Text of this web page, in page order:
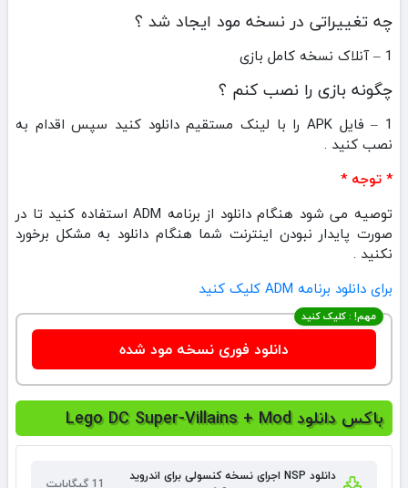
چه تغییراتی در نسخه مود ایجاد شد ؟
1 – آنلاک نسخه کامل بازی
چگونه بازی را نصب کنم ؟
1 – فایل APK را با لینک مستقیم دانلود کنید سپس اقدام به
نصب کنید .
* توجه *
توصیه می شود هنگام دانلود از برنامه ADM استفاده کنید تا در
صورت پایدار نبودن اینترنت شما هنگام دانلود به مشکل برخورد
نکنید .
برای دانلود برنامه ADM کلیک کنید
مهم! : کلیک کنید
دانلود فوری نسخه مود شده
باکس دانلود Lego DC Super-Villains + Mod
دانلود NSP اجرای نسخه کنسولی برای اندروید
11 گیگابایت